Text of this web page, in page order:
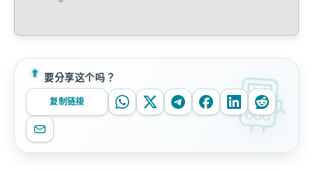
要分享这个吗？
复制链接